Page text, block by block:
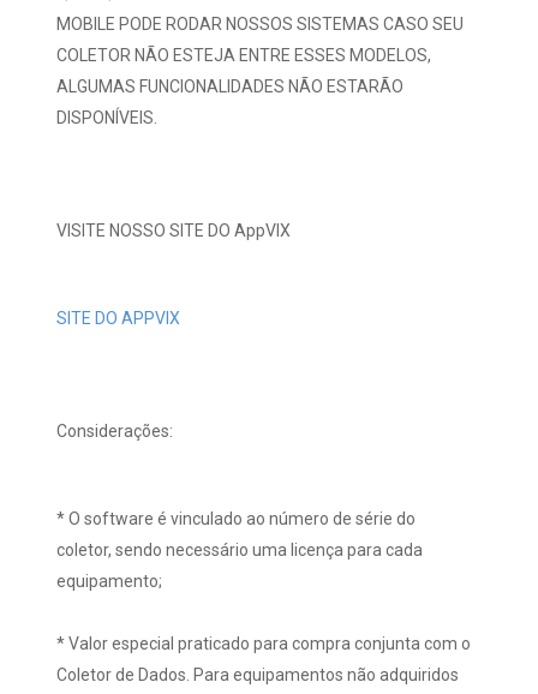
MOBILE PODE RODAR NOSSOS SISTEMAS CASO SEU
COLETOR NÃO ESTEJA ENTRE ESSES MODELOS,
ALGUMAS FUNCIONALIDADES NÃO ESTARÃO
DISPONÍVEIS.
VISITE NOSSO SITE DO AppVIX
SITE DO APPVIX
Considerações:
* O software é vinculado ao número de série do
coletor, sendo necessário uma licença para cada
equipamento;
* Valor especial praticado para compra conjunta com o
Coletor de Dados. Para equipamentos não adquiridos